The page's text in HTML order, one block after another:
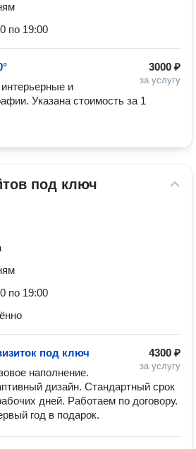
по 19:00
3000 ₽
за услугу
и
Указана стоимость за 1
под ключ
по 19:00
4300 ₽
за услугу
под ключ
наполнение.
дизайн. Стандартный срок
дней. Работаем по договору.
год в подарок.